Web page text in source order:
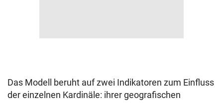
Das Modell beruht auf zwei Indikatoren zum Einfluss
der einzelnen Kardinäle: ihrer geografischen